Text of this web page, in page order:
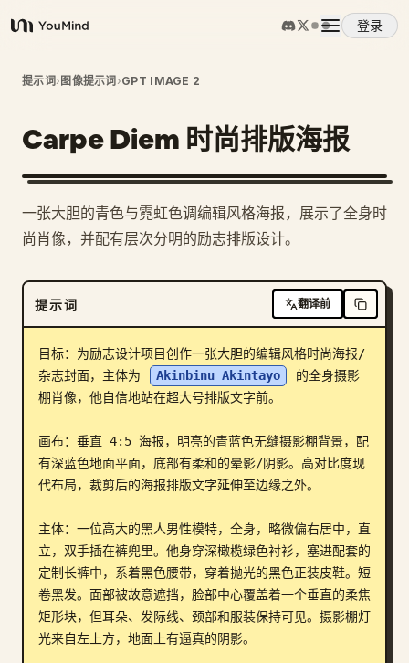
YouMind
登录
概览
使用案例
定价
下载
博客
更新
提示词› 图像提示词 ›GPT IMAGE 2
Carpe Diem 时尚排版海报
一张大胆的青色与霓虹色调编辑风格海报，展示了全身时
尚肖像，并配有层次分明的励志排版设计。
提示词 翻译前
目标：为励志设计项目创作一张大胆的编辑风格时尚海报/
杂志封面，主体为
Akinbinu Akintayo
的全身摄影
棚肖像，他自信地站在超大号排版文字前。
画布：垂直 4:5 海报，明亮的青蓝色无缝摄影棚背景，配
有深蓝色地面平面，底部有柔和的晕影/阴影。高对比度现
代布局，裁剪后的海报排版文字延伸至边缘之外。
主体：一位高大的黑人男性模特，全身，略微偏右居中，直
立，双手插在裤兜里。他身穿深橄榄绿色衬衫，塞进配套的
定制长裤中，系着黑色腰带，穿着抛光的黑色正装皮鞋。短
卷黑发。面部被故意遮挡，脸部中心覆盖着一个垂直的柔焦
矩形块，但耳朵、发际线、颈部和服装保持可见。摄影棚灯
光来自左上方，地面上有逼真的阴影。